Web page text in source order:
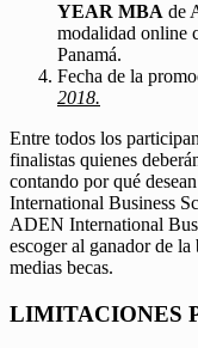
YEAR MBA de
modalidad online
Panamá.
Fecha de la
2018.
Entre todos los
finalistas quienes
contando por qué
International Business
ADEN International
escoger al ganador de
medias becas.
LIMITACIONES